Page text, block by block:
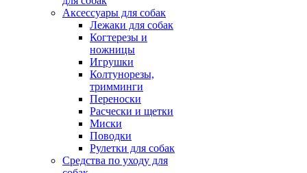
Аксессуары для собак
Лежаки для собак
Когтерезы и
ножницы
Игрушки
Колтунорезы,
тримминги
Переноски
Расчески и щетки
Миски
Поводки
Рулетки для собак
Средства по уходу для